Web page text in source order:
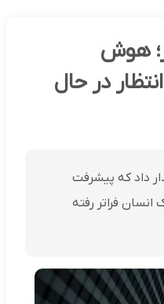
هوش
در حال
داد که پیشرفت
فراتر رفته